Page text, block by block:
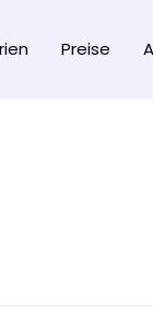
Preise